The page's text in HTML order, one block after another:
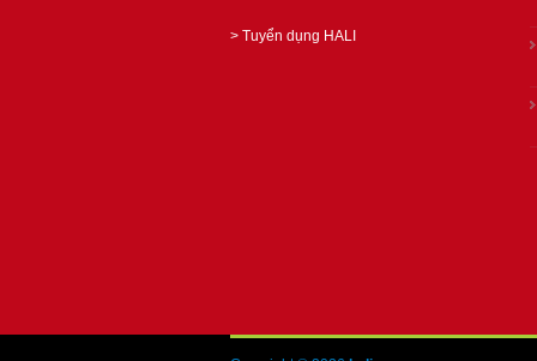
> Tuyển dụng HALI